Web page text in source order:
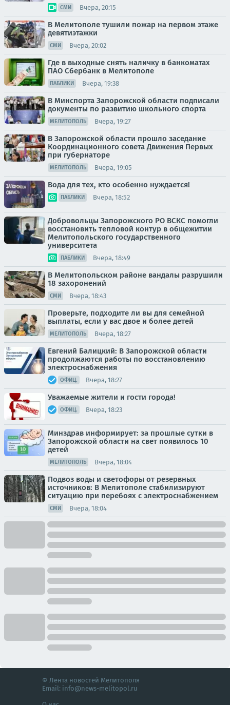
СМИ Вчера, 20:15
В Мелитополе тушили пожар на первом этаже
девятиэтажки
СМИ Вчера, 20:02
Где в выходные снять наличку в банкоматах
ПАО Сбербанк в Мелитополе
ПАБЛИКИ Вчера, 19:38
В Минспорта Запорожской области подписали
документы по развитию школьного спорта
МЕЛИТОПОЛЬ Вчера, 19:27
В Запорожской области прошло заседание
Координационного совета Движения Первых
при губернаторе
МЕЛИТОПОЛЬ Вчера, 19:05
Вода для тех, кто особенно нуждается!
ПАБЛИКИ Вчера, 18:52
Добровольцы Запорожского РО ВСКС помогли
восстановить тепловой контур в общежитии
Мелитопольского государственного
университета
ПАБЛИКИ Вчера, 18:49
В Мелитопольском районе вандалы разрушили
18 захоронений
СМИ Вчера, 18:43
Проверьте, подходите ли вы для семейной
выплаты, если у вас двое и более детей
МЕЛИТОПОЛЬ Вчера, 18:27
Евгений Балицкий: В Запорожской области
продолжаются работы по восстановлению
электроснабжения
ОФИЦ. Вчера, 18:27
Уважаемые жители и гости города!
ОФИЦ. Вчера, 18:23
Минздрав информирует: за прошлые сутки в
Запорожской области на свет появилось 10
детей
МЕЛИТОПОЛЬ Вчера, 18:04
Подвоз воды и светофоры от резервных
источников: В Мелитополе стабилизируют
ситуацию при перебоях с электроснабжением
СМИ Вчера, 18:04
© Лента новостей Мелитополя
Email: info@news-melitopol.ru